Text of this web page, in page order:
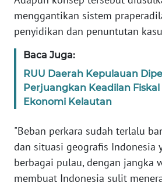
menggantikan sistem
penyidikan dan penuntutan
Baca Juga:
RUU Daerah Kepulauan
Perjuangkan Keadilan
Ekonomi Kelautan
"Beban perkara sudah terlalu
dan situasi geografis Indonesia
berbagai pulau, dengan jangka
membuat Indonesia sulit
INFO
IKLAN
TENTANG
KAMI
MEDIA
SIBER
REDAKSI